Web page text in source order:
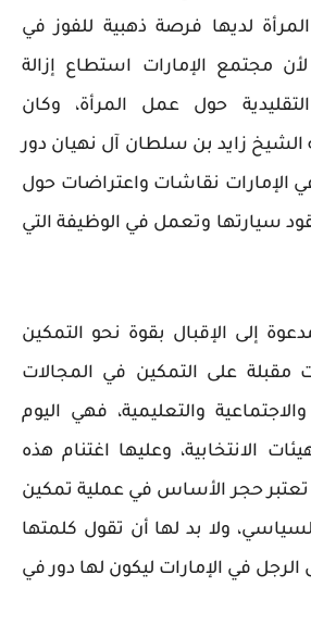
المرأة لديها فرصة ذهبية للفوز في
لأن مجتمع الإمارات استطاع إزالة
حول عمل المرأة، وكان
الشيخ زايد بن سلطان آل نهيان دور
الإمارات نقاشات واعتراضات حول
سيارتها وتعمل في الوظيفة التي
إلى الإقبال بقوة نحو التمكين
مقبلة على التمكين في المجالات
والتعليمية، فهي اليوم
الهيئات الانتخابية، وعليها اغتنام هذه
تعتبر حجر الأساس في عملية تمكين
ولا بد لها أن تقول كلمتها
الرجل في الإمارات ليكون لها دور في